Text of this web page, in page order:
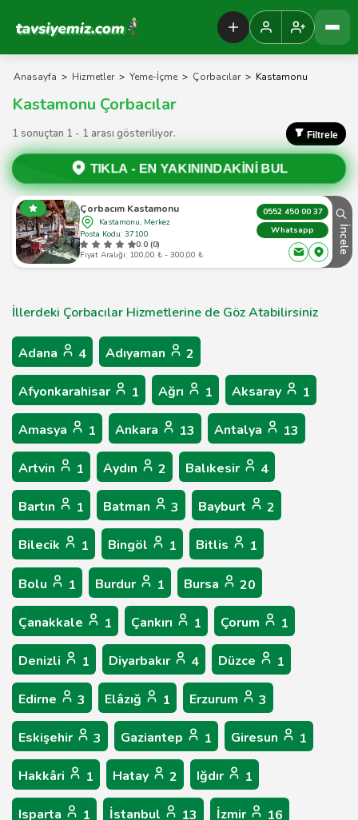
Tavsiyemiz Anasayfa
Anasayfa > Hizmetler > Yeme-İçme > Çorbacılar > Kastamonu
Kastamonu Çorbacılar
1 sonuçtan 1 - 1 arası gösteriliyor. Filtrele
TIKLA - EN YAKININDAKİNİ BUL
Çorbacım Kastamonu
Kastamonu, Merkez
Posta Kodu: 37100
0.0 (0)
Fiyat Aralığı: 100,00 ₺ - 300,00 ₺
0552 450 00 37
Whatsapp
İncele
İllerdeki Çorbacılar Hizmetlerine de Göz Atabilirsiniz
Adana 4 Adıyaman 2
Afyonkarahisar 1 Ağrı 1 Aksaray 1
Amasya 1 Ankara 13 Antalya 13
Artvin 1 Aydın 2 Balıkesir 4
Bartın 1 Batman 3 Bayburt 2
Bilecik 1 Bingöl 1 Bitlis 1
Bolu 1 Burdur 1 Bursa 20
Çanakkale 1 Çankırı 1 Çorum 1
Denizli 1 Diyarbakır 4 Düzce 1
Edirne 3 Elâzığ 1 Erzurum 3
Eskişehir 3 Gaziantep 1 Giresun 1
Hakkâri 1 Hatay 2 Iğdır 1
Isparta 1 İstanbul 13 İzmir 16